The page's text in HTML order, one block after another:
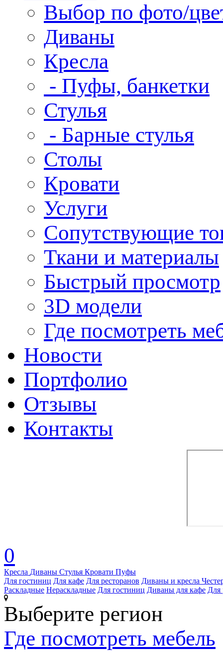
Выбор по фото/
Диваны
Кресла
- Пуфы, банкетки
Стулья
- Барные стулья
Столы
Кровати
Услуги
Сопутствующие
Ткани и материалы
Быстрый просмотр
3D модели
Где посмотреть
Новости
Портфолио
Отзывы
Контакты
0
Кресла Диваны Стулья Кровати Пуфы
Для гостиниц Для кафе Для ресторанов Диваны и кресла
Раскладные Нераскладные Для гостиниц Диваны для кафе Для
Выберите регион
Где посмотреть мебель